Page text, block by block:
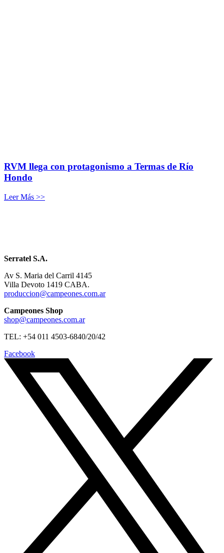
RVM llega con protagonismo a Termas de Río
Hondo
Leer Más >>
Serratel S.A.
Av S. Maria del Carril 4145
Villa Devoto 1419 CABA.
produccion@campeones.com.ar
Campeones Shop
shop@campeones.com.ar
TEL: +54 011 4503-6840/20/42
Facebook